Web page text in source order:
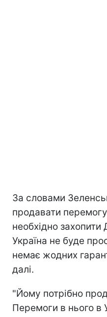
За словами
продавати
необхідно
Україна не буде
немає жодних
далі.
"Йому потрібно
Перемоги в нього в